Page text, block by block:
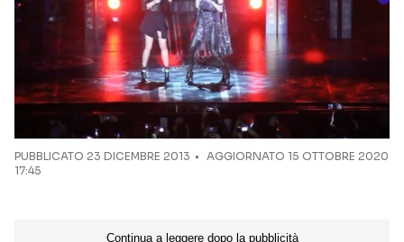
PUBBLICATO 23 DICEMBRE 2013
AGGIORNATO 15 OTTOBRE 2020
17:45